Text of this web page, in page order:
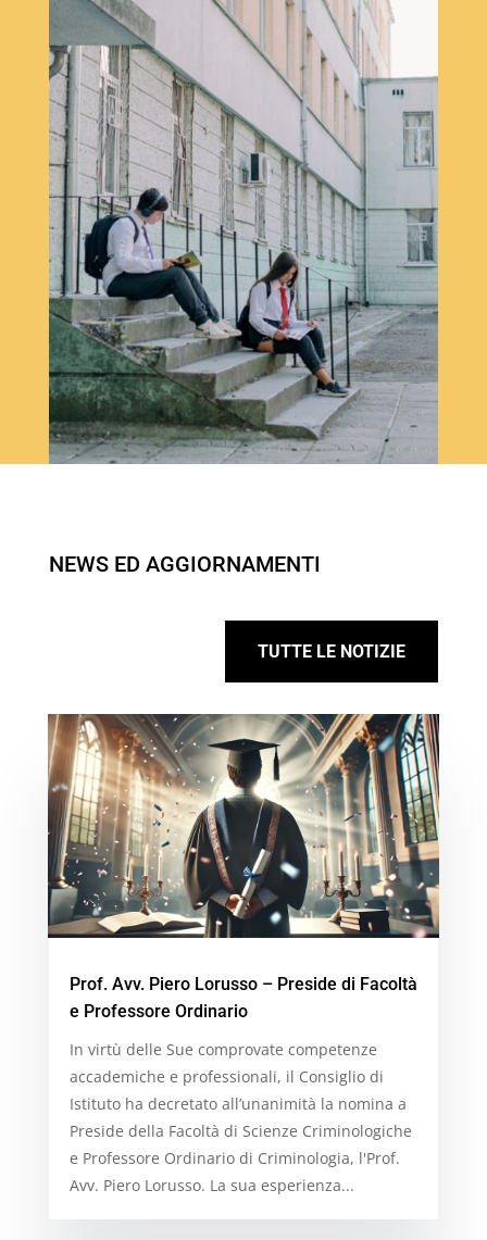
NEWS ED AGGIORNAMENTI
TUTTE LE NOTIZIE
Prof. Avv. Piero Lorusso – Preside di Facoltà
e Professore Ordinario
In virtù delle Sue comprovate competenze
accademiche e professionali, il Consiglio di
Istituto ha decretato all’unanimità la nomina a
Preside della Facoltà di Scienze Criminologiche
e Professore Ordinario di Criminologia, l'Prof.
Avv. Piero Lorusso. La sua esperienza...